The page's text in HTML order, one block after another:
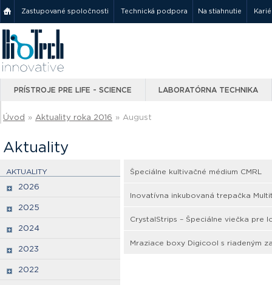
Zastupované spoločnosti Technická podpora Na stiahnutie
PRÍSTROJE PRE LIFE - SCIENCE LABORATÓRNA TECHNIKA
Úvod » Aktuality roka 2016 » August
Aktuality
AKTUALITY
2026
2025
2024
2023
2022
Špeciálne kultivačné médium CMRL
Inovatívna inkubovaná trepačka
CrystalStrips – Špeciálne viečka pre
Mraziace boxy Digicool s riadeným